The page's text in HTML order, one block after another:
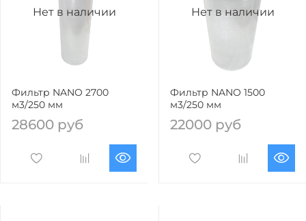
Нет в наличии
Фильтр NANO 2700
м3/250 мм
28600 руб
Нет в наличии
Фильтр NANO 1500
м3/250 мм
22000 руб